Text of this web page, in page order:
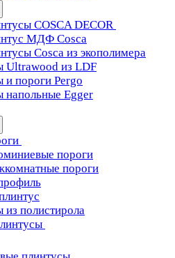
COSCA DECOR
МДФ Cosca
Cosca из экополимера
Ultrawood из LDF
и пороги Pergo
напольные Egger
пороги
пороги
из полистирола